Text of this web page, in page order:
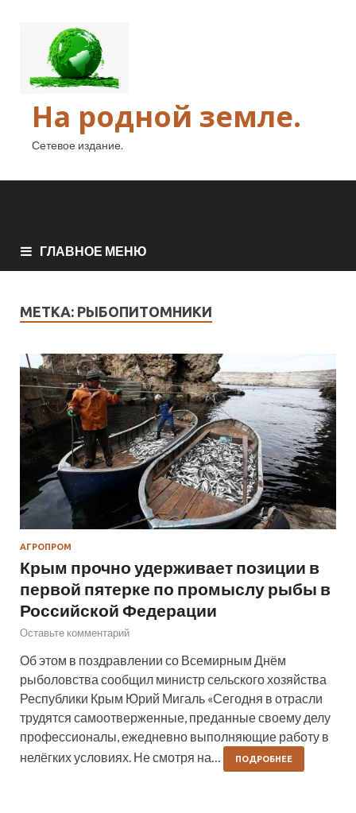
На родной земле.
Сетевое издание.
ГЛАВНОЕ МЕНЮ
МЕТКА: РЫБОПИТОМНИКИ
АГРОПРОМ
Крым прочно удерживает позиции в
первой пятерке по промыслу рыбы в
Российской Федерации
Оставьте комментарий
Об этом в поздравлении со Всемирным Днём
рыболовства сообщил министр сельского хозяйства
Республики Крым Юрий Мигаль «Сегодня в отрасли
трудятся самоотверженные, преданные своему делу
профессионалы, ежедневно выполняющие работу в
нелёгких условиях. Не смотря на…
ПОДРОБНЕЕ